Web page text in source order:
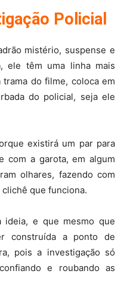
Policial
mistério, suspense e
ele têm uma linha mais
do filme, coloca em
do policial, seja ele
existirá um par para
com a garota, em algum
olhares, fazendo com
clichê que funciona.
ideia, e que mesmo que
construída a ponto de
pois a investigação só
e roubando as